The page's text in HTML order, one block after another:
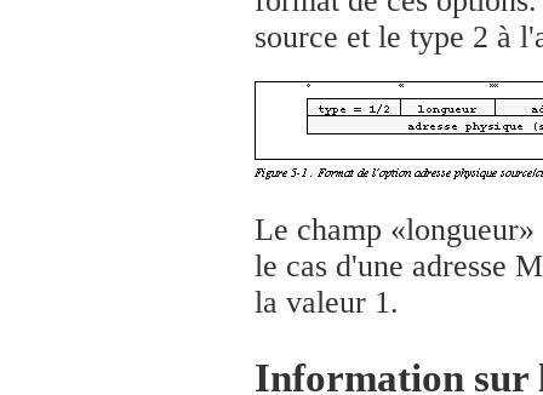
source et le type 2 à
Le champ
le cas d'une adresse
la valeur 1.
Information sur